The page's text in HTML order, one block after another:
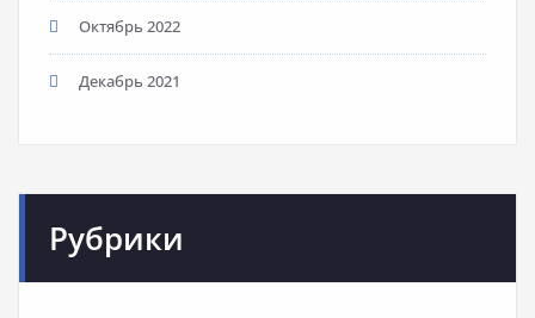
Октябрь 2022
Декабрь 2021
Рубрики